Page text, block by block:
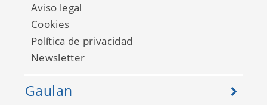
Aviso legal
Cookies
Política de privacidad
Newsletter
Gaulan